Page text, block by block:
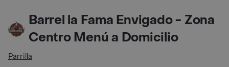
Barrel la Fama Envigado - Zona
Centro Menú a Domicilio
Parrilla